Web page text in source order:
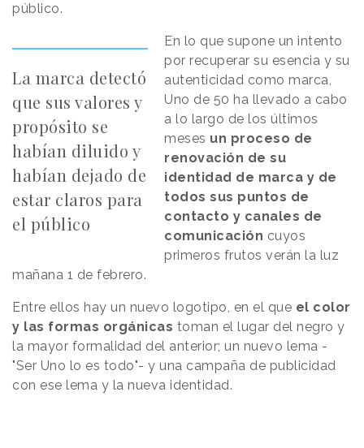
público.
La marca detectó
que sus valores y
propósito se
habían diluido y
habían dejado de
estar claros para
el público
En lo que supone un intento
por recuperar su esencia y su
autenticidad como marca,
Uno de 50 ha llevado a cabo
a lo largo de los últimos
meses un proceso de
renovación de su
identidad de marca y de
todos sus puntos de
contacto y canales de
comunicación cuyos
primeros frutos verán la luz
mañana 1 de febrero.
Entre ellos hay un nuevo logotipo, en el que el color
y las formas orgánicas toman el lugar del negro y
la mayor formalidad del anterior; un nuevo lema -
"Ser Uno lo es todo"- y una campaña de publicidad
con ese lema y la nueva identidad.